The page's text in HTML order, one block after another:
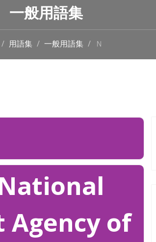
一般用語集
用語集 一般用語集 Ｎ
Agency of